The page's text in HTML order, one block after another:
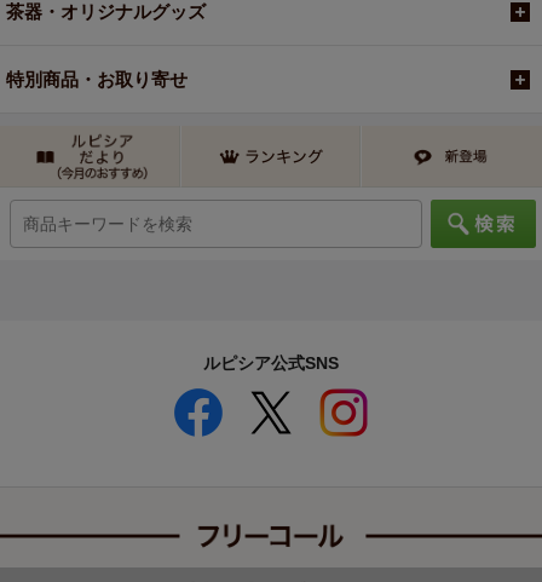
茶器・オリジナルグッズ
特別商品・お取り寄せ
ルピシア公式SNS